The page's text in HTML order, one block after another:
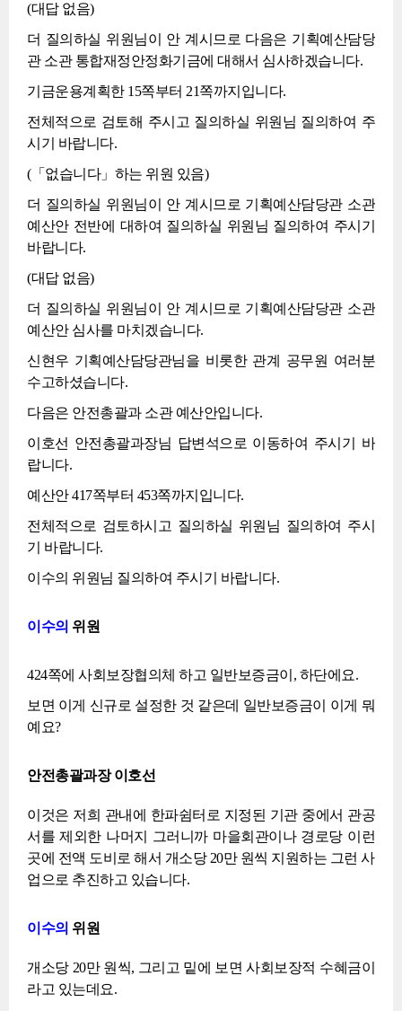
(대답 없음)
더 질의하실 위원님이 안 계시므로 다음은 기획예산담당
관 소관 통합재정안정화기금에 대해서 심사하겠습니다.
기금운용계획한 15쪽부터 21쪽까지입니다.
전체적으로 검토해 주시고 질의하실 위원님 질의하여 주
시기 바랍니다.
(「없습니다」하는 위원 있음)
더 질의하실 위원님이 안 계시므로 기획예산담당관 소관
예산안 전반에 대하여 질의하실 위원님 질의하여 주시기
바랍니다.
(대답 없음)
더 질의하실 위원님이 안 계시므로 기획예산담당관 소관
예산안 심사를 마치겠습니다.
신현우 기획예산담당관님을 비롯한 관계 공무원 여러분
수고하셨습니다.
다음은 안전총괄과 소관 예산안입니다.
이호선 안전총괄과장님 답변석으로 이동하여 주시기 바
랍니다.
예산안 417쪽부터 453쪽까지입니다.
전체적으로 검토하시고 질의하실 위원님 질의하여 주시
기 바랍니다.
이수의 위원님 질의하여 주시기 바랍니다.
이수의 위원
424쪽에 사회보장협의체 하고 일반보증금이, 하단에요.
보면 이게 신규로 설정한 것 같은데 일반보증금이 이게 뭐
예요?
안전총괄과장 이호선
이것은 저희 관내에 한파쉼터로 지정된 기관 중에서 관공
서를 제외한 나머지 그러니까 마을회관이나 경로당 이런
곳에 전액 도비로 해서 개소당 20만 원씩 지원하는 그런 사
업으로 추진하고 있습니다.
이수의 위원
개소당 20만 원씩, 그리고 밑에 보면 사회보장적 수혜금이
라고 있는데요.